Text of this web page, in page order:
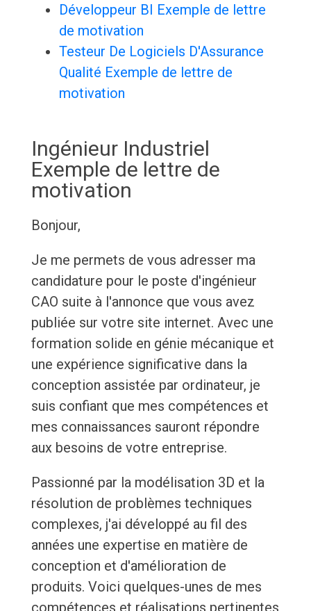
Développeur BI Exemple de lettre
de motivation
Testeur De Logiciels D'Assurance
Qualité Exemple de lettre de
motivation
Ingénieur Industriel
Exemple de lettre de
motivation
Bonjour,
Je me permets de vous adresser ma
candidature pour le poste d'ingénieur
CAO suite à l'annonce que vous avez
publiée sur votre site internet. Avec une
formation solide en génie mécanique et
une expérience significative dans la
conception assistée par ordinateur, je
suis confiant que mes compétences et
mes connaissances sauront répondre
aux besoins de votre entreprise.
Passionné par la modélisation 3D et la
résolution de problèmes techniques
complexes, j'ai développé au fil des
années une expertise en matière de
conception et d'amélioration de
produits. Voici quelques-unes de mes
compétences et réalisations pertinentes